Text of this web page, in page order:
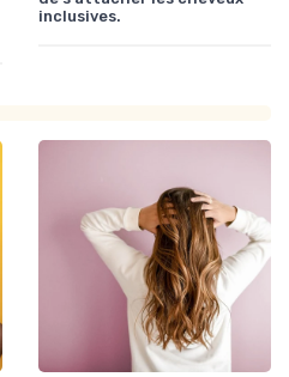
inclusives.